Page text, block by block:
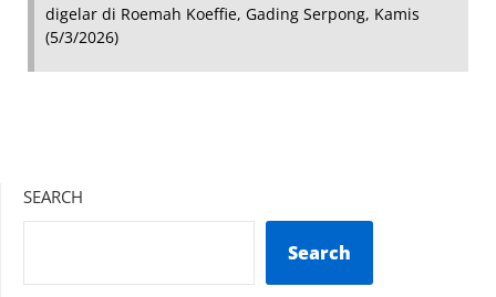
digelar di Roemah Koeffie, Gading Serpong, Kamis
(5/3/2026)
SEARCH
Search